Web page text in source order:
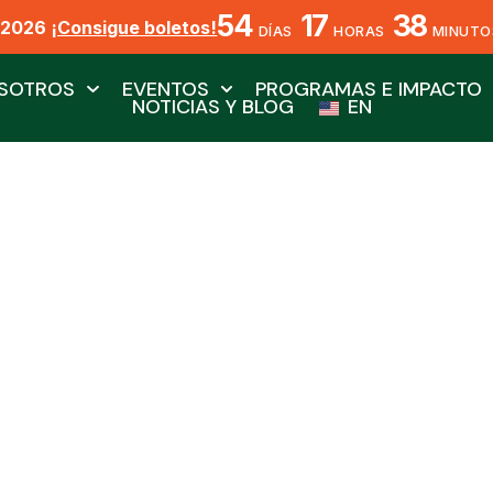
¡Consigue boletos!54 DÍAS 17 HORAS 38
EVENTOS PROGRAMAS E IMPACTO
NOTICIAS Y BLOG EN